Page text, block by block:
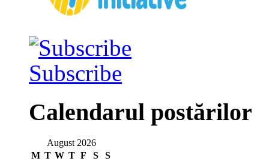
Subscribe
Calendarul postărilor
August 2026
M T W T F S
S